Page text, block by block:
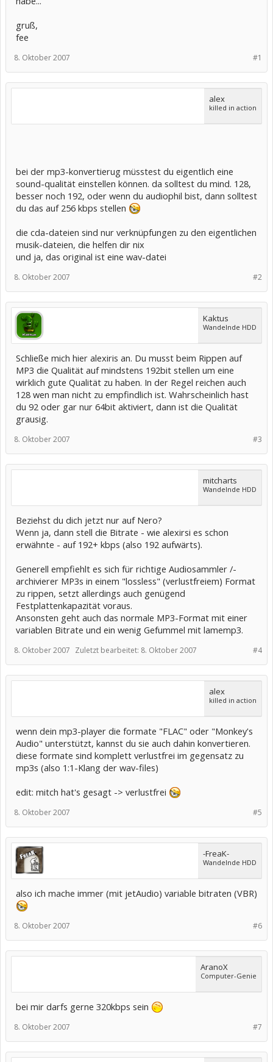
gruß,
fee
#1
8. Oktober 2007
alex
killed in action
bei der mp3-konvertierug müsstest du eigentlich eine
sound-qualität einstellen können. da solltest du mind. 128,
besser noch 192, oder wenn du audiophil bist, dann solltest
du das auf 256 kbps stellen
die cda-dateien sind nur verknüpfungen zu den eigentlichen
musik-dateien, die helfen dir nix
und ja, das original ist eine wav-datei
#2
8. Oktober 2007
Kaktus
Wandelnde HDD
Schließe mich hier alexiris an. Du musst beim Rippen auf
MP3 die Qualität auf mindstens 192bit stellen um eine
wirklich gute Qualität zu haben. In der Regel reichen auch
128 wen man nicht zu empfindlich ist. Wahrscheinlich hast
du 92 oder gar nur 64bit aktiviert, dann ist die Qualität
grausig.
#3
8. Oktober 2007
mitcharts
Wandelnde HDD
Beziehst du dich jetzt nur auf Nero?
Wenn ja, dann stell die Bitrate - wie alexirsi es schon
erwähnte - auf 192+ kbps (also 192 aufwärts).
Generell empfiehlt es sich für richtige Audiosammler /-
archivierer MP3s in einem "lossless" (verlustfreiem) Format
zu rippen, setzt allerdings auch genügend
Festplattenkapazität voraus.
Ansonsten geht auch das normale MP3-Format mit einer
variablen Bitrate und ein wenig Gefummel mit lamemp3.
#4
8. Oktober 2007 Zuletzt bearbeitet: 8. Oktober 2007
alex
killed in action
wenn dein mp3-player die formate "FLAC" oder "Monkey's
Audio" unterstützt, kannst du sie auch dahin konvertieren.
diese formate sind komplett verlustfrei im gegensatz zu
mp3s (also 1:1-Klang der wav-files)
edit: mitch hat's gesagt -> verlustfrei
#5
8. Oktober 2007
-FreaK-
Wandelnde HDD
also ich mache immer (mit jetAudio) variable bitraten (VBR)
#6
8. Oktober 2007
AranoX
Computer-Genie
bei mir darfs gerne 320kbps sein
#7
8. Oktober 2007